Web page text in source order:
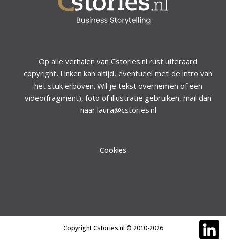
Op alle verhalen van Cstories.nl rust uiteraard
copyright. Linken kan altijd, eventueel met de intro van
het stuk erboven. Wil je tekst overnemen of een
video(fragment), foto of illustratie gebruiken, mail dan
naar laura@cstories.nl
Cookies
Copyright Cstories.nl © 2010-2026